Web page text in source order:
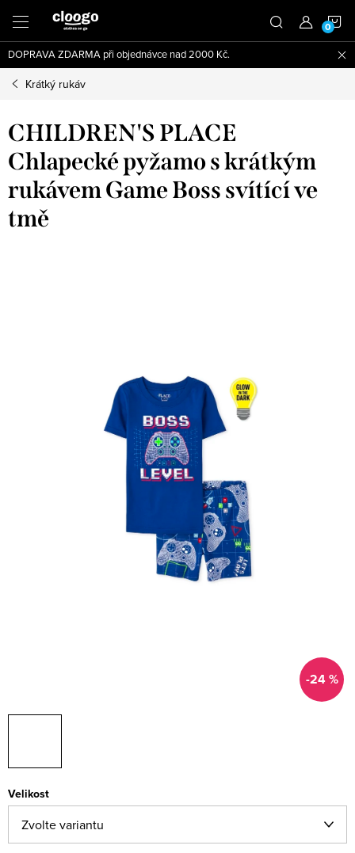
obsah
DOPRAVA ZDARMA při objednávce nad 2000 Kč.
Krátký rukáv
CHILDREN'S PLACE
Chlapecké pyžamo s krátkým
rukávem Game Boss svítící ve
tmě
-24 %
Velikost